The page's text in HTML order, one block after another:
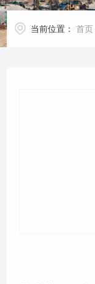
当前位置： 首页